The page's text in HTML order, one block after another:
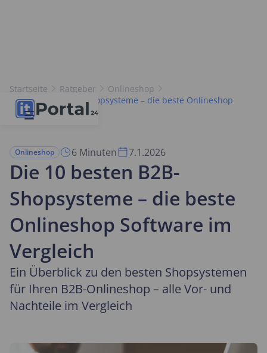
Startseite Ratgeber
Onlineshop
Die 10 besten B2B-Shopsysteme – die beste Onlineshop
Software im Vergleich
Onlineshop 6 Minuten 7.1.2026
Die 10 besten B2B-
Shopsysteme – die beste
Onlineshop Software im
Vergleich
Ein Überblick zu den besten Shopsystemen
für Ihren B2B-Onlineshop – alle Vor- und
Nachteile im Vergleich